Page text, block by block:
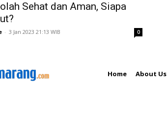
Sehat dan Aman, Siapa
- 3 Jan 2023 21:13 WIB 0
Home About Us